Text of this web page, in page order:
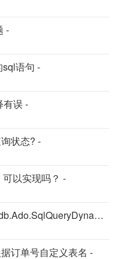
-
语句 -
有误 -
状态? -
以实现吗？ -
[SqlSugar] Oracle，使用_db.Ado.SqlQueryDynamic查出来日期时间格式中带T -
订单号自定义表名 -